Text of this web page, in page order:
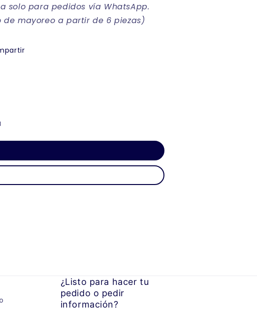
solo para pedidos vía WhatsApp.
de mayoreo a partir de 6 piezas)
¿Listo para hacer tu
pedido o pedir
información?